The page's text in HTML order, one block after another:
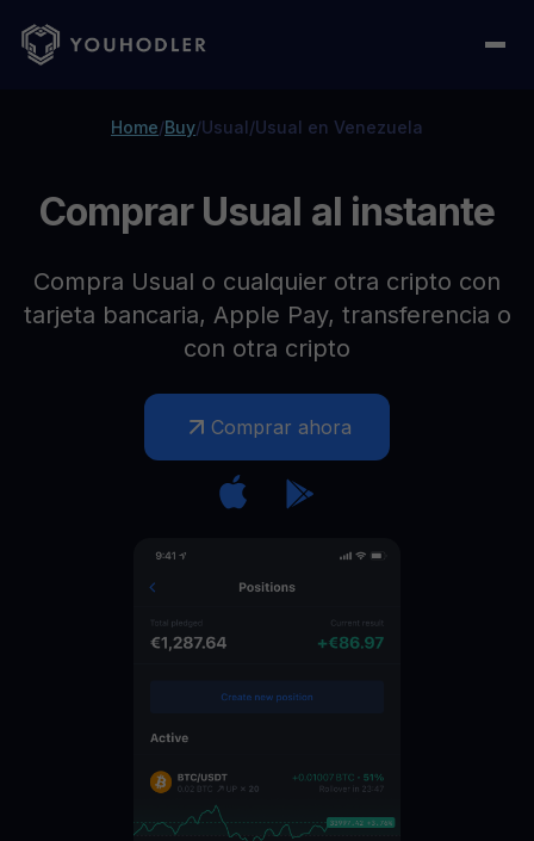
Home/Buy/Usual/Usual en Venezuela
Comprar Usual al instante
Compra Usual o cualquier otra cripto con
tarjeta bancaria, Apple Pay, transferencia o
con otra cripto
Comprar ahora